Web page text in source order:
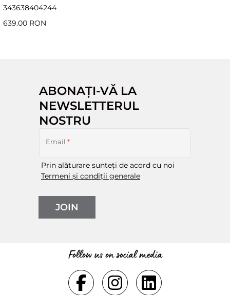
343638404244
639.00 RON
ABONAȚI-VĂ LA
NEWSLETTERUL
NOSTRU
Email *
Prin alăturare sunteți de acord cu noi
Termeni și condiții generale
JOIN
Follow us on social media